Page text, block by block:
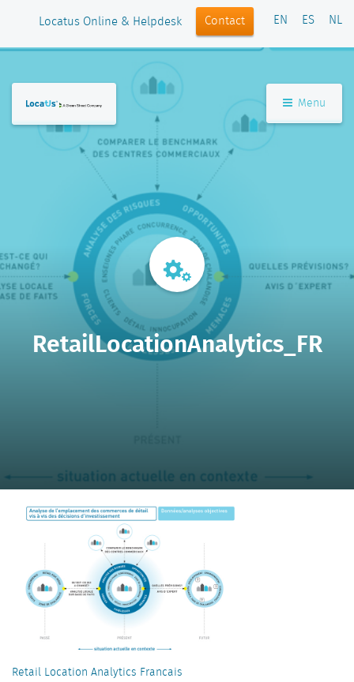
Locatus Online & Helpdesk Contact EN ES NL
Menu
RetailLocationAnalytics_FR
Retail Location Analytics Francais